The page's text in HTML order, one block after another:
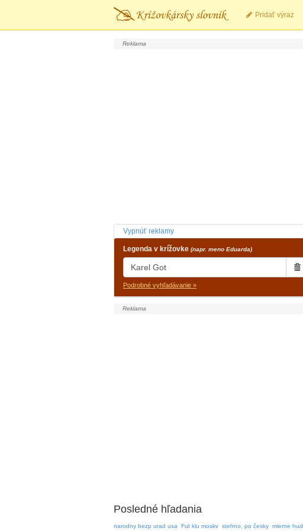
Pridať výraz
Vypnúť reklamy
Legenda v krížovke (napr. meno Eduarda)
Podrobné vyhľadávanie »
Posledné hľadania
narodny bezp urad usa Fut klu moskv stehno, po česky mierne hud.